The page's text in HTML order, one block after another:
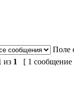
Поле
из 1 [ 1 сообщение